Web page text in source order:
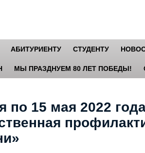
АБИТУРИЕНТУ СТУДЕНТУ
МЫ ПРАЗДНУЕМ 80 ЛЕТ ПОБЕДЫ!
по 15 мая 2022